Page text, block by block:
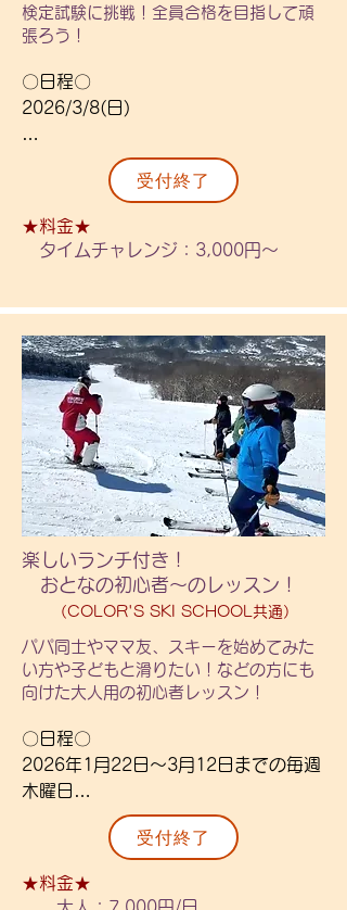
可）
シーズン券保有者は1,000円×日数でご
・中級者～上級程度（Jr3級程度以
上）
各40名程度
藻岩山スキー場
〇レッスン時間〇
18：30～20：00
（到着18：00、解散20：30頃）
〇詳細〇
◆リフト券別途（シーズン券又はナイ
ターシーズン券の購入をおすすめしま
す。）
◆送迎、保険付き
・小学生以上の参加となります。
・「Jr,3級程度(初中級レベル)以上」
の方が対象となります。
レベルに対してご不明点がある場合は
ご相談ください。
・参加回数による割引等はありませ
ん。
・通常と送迎エリアが異なります。詳
しくは直接お問い合わせください。
・対象の割引はありません。
検定試験に挑戦！全員合格を目指して頑
張ろう！
〇日程〇
2026/3/8(日)
さらに上を目指す人も、悔しい思いを
検定のみの日をご用意いたしました。
※検定試験のみの参加ですので早めの
よっては解散時間が遅くなります。(昼
食はありません)
・「級別2級」「ターンチャレンジ」
の『検定前レッスン』は任意の参加と
なります。参加希望の方のみでレッス
ンを行います。
〇金額〇
・級別１級　6,000円
事前講習4,000円
・級別２級　5,500円
・級別３級　5,000円
・ジュニアタイムチャレンジ
・ジュニアタイムチャレンジ
4～6級：3,000円
・ジュニアターンチャレンジ
1級：4,000円
・ジュニアターンチャレンジ
検定前レッスン：3,000円
※ターンチャレンジは1級のみとなり
受付終了
★料金★
タイムチャレンジ：3,000円～
楽しいランチ付き！
おとなの初心者～のレッスン！
（COLOR'S SKI SCHOOL共通）
パパ同士やママ友、スキーを始めてみた
い方や子どもと滑りたい！などの方にも
向けた大人用の初心者レッスン！
〇日程〇
2026年1月22日～3月12日までの毎週
木曜日
1/22.29、2/5.12.19.26、3/5.12
全8回開催、参加回数は自由です。
受付終了
★料金★